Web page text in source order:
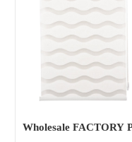
Wholesale FACTORY